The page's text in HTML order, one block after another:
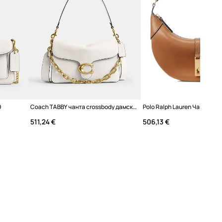
Coach TABBY чанта crossbody дамска от кожа
511,24 € 506,13 €